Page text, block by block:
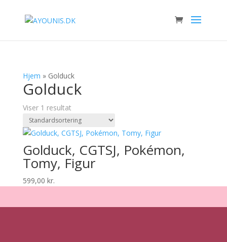
Hjem » Golduck
Golduck
Viser 1 resultat
Golduck, CGTSJ, Pokémon,
Tomy, Figur
599,00 kr.